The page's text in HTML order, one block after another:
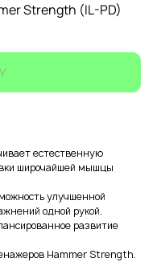
Strength (IL-PD)
естественную
широчайшей мышцы
улучшенной
одной рукой.
развитие
Hammer Strength.